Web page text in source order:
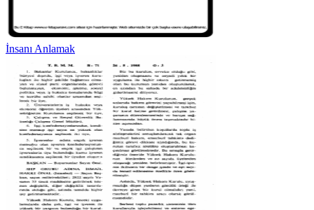
İnsanı Anlamak